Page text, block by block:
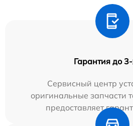
Гарантия до
Сервисный центр
оригинальные запчасти
предоставляет